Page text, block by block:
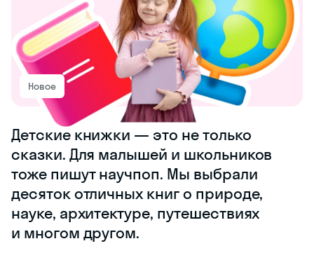
Новое
Детские книжки — это не только
сказки. Для малышей и школьников
тоже пишут научпоп. Мы выбрали
десяток отличных книг о природе,
науке, архитектуре, путешествиях
и многом другом.